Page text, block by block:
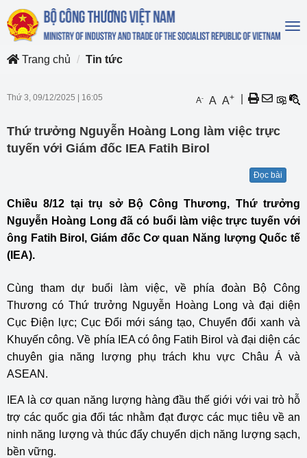
Trang chủ
Tin tức
Thứ 3, 09/12/2025 16:05 A- A A+
Thứ trưởng Nguyễn Hoàng Long làm việc trực
tuyến với Giám đốc IEA Fatih Birol
Đọc bài
Chiều 8/12 tại trụ sở Bộ Công Thương, Thứ trưởng
Nguyễn Hoàng Long đã có buổi làm việc trực tuyến với
ông Fatih Birol, Giám đốc Cơ quan Năng lượng Quốc tế
(IEA).
Cùng tham dự buổi làm việc, về phía đoàn Bộ Công
Thương có Thứ trưởng Nguyễn Hoàng Long và đại diện
Cục Điện lực; Cục Đổi mới sáng tạo, Chuyển đổi xanh và
Khuyến công. Về phía IEA có ông Fatih Birol và đại diện các
chuyên gia năng lượng phụ trách khu vực Châu Á và
ASEAN.
IEA là cơ quan năng lượng hàng đầu thế giới với vai trò hỗ
trợ các quốc gia đối tác nhằm đạt được các mục tiêu về an
ninh năng lượng và thúc đẩy chuyển dịch năng lượng sạch,
bền vững.